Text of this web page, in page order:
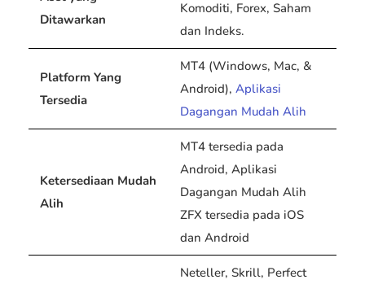
Ditawarkan
Komoditi, Forex, Saham
dan Indeks.
Platform Yang
Tersedia
MT4 (Windows, Mac, &
Android), Aplikasi
Dagangan Mudah Alih
Ketersediaan Mudah
Alih
MT4 tersedia pada
Android, Aplikasi
Dagangan Mudah Alih
ZFX tersedia pada iOS
dan Android
Neteller, Skrill, Perfect